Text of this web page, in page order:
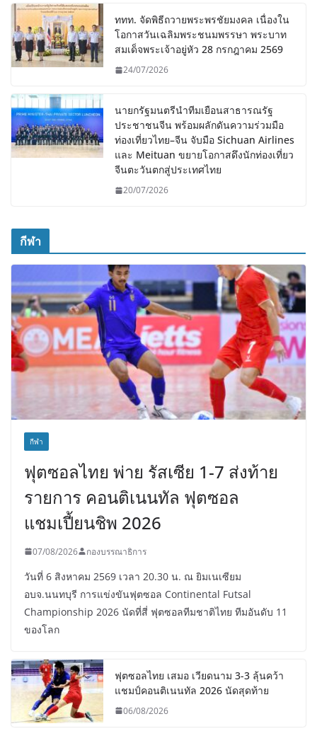
ททท. จัดพิธีถวายพระพรชัยมงคล เนื่องใน
โอกาสวันเฉลิมพระชนมพรรษา พระบาท
สมเด็จพระเจ้าอยู่หัว 28 กรกฎาคม 2569
24/07/2026
นายกรัฐมนตรีนำทีมเยือนสาธารณรัฐ
ประชาชนจีน พร้อมผลักดันความร่วมมือ
ท่องเที่ยวไทย–จีน จับมือ Sichuan Airlines
และ Meituan ขยายโอกาสดึงนักท่องเที่ยว
จีนตะวันตกสู่ประเทศไทย
20/07/2026
กีฬา
กีฬา
ฟุตซอลไทย พ่าย รัสเซีย 1-7 ส่งท้าย
รายการ คอนติเนนทัล ฟุตซอล
แชมเปี้ยนชิพ 2026
07/08/2026 กองบรรณาธิการ
วันที่ 6 สิงหาคม 2569 เวลา 20.30 น. ณ ยิมเนเซียม
อบจ.นนทบุรี การแข่งขันฟุตซอล Continental Futsal
Championship 2026 นัดที่สี่ ฟุตซอลทีมชาติไทย ทีมอันดับ 11
ของโลก
ฟุตซอลไทย เสมอ เวียดนาม 3-3 ลุ้นคว้า
แชมป์คอนติเนนทัล 2026 นัดสุดท้าย
06/08/2026